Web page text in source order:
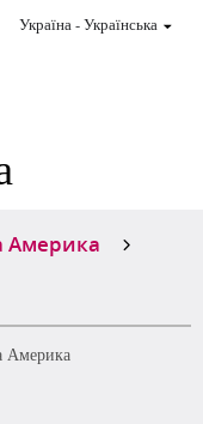
Україна-Українська
Америка
Америка